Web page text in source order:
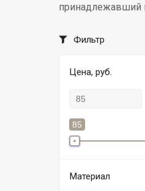
принадлежавший
Фильтр
Цена, руб.
85
Материал